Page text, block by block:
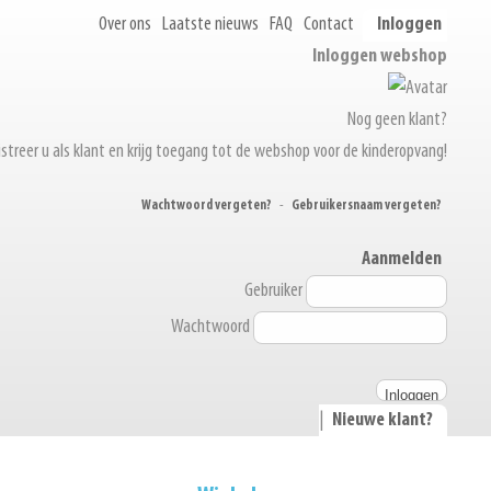
Over ons Laatste nieuws FAQ Contact
Inloggen
Inloggen webshop
Nog geen klant?
u als klant en krijg toegang tot de webshop voor de kinderopvang!
Wachtwoord vergeten? - Gebruikersnaam vergeten?
Aanmelden
Gebruiker
Wachtwoord
Nieuwe klant?